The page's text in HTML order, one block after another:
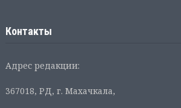
Контакты
Адрес редакции:
367018, РД, г. Махачкала,